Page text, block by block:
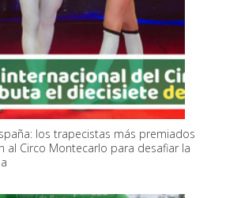
los trapecistas más premiados
al Circo Montecarlo para desafiar la